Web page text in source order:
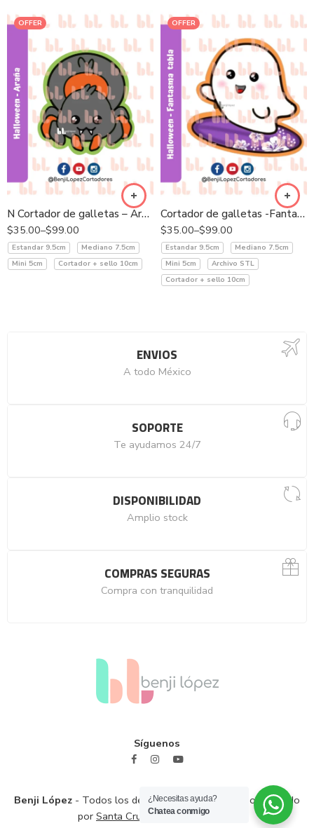
OFFER
N Cortador de galletas – Araña – Portada
$35.00–$99.00
Estandar 9.5cm
Mediano 7.5cm
Mini 5cm
Cortador + sello 10cm
OFFER
Cortador de galletas -Fantasma tabla
$35.00–$99.00
Estandar 9.5cm
Mediano 7.5cm
Mini 5cm
Archivo STL
Cortador + sello 10cm
ENVIOS
A todo México
SOPORTE
Te ayudamos 24/7
DISPONIBILIDAD
Amplio stock
COMPRAS SEGURAS
Compra con tranquilidad
Síguenos
Benji López - Todos los derechos reservados / Sitio diseñado
por Santa Cruz Branding Solutions
¿Necesitas ayuda?
Chatea conmigo